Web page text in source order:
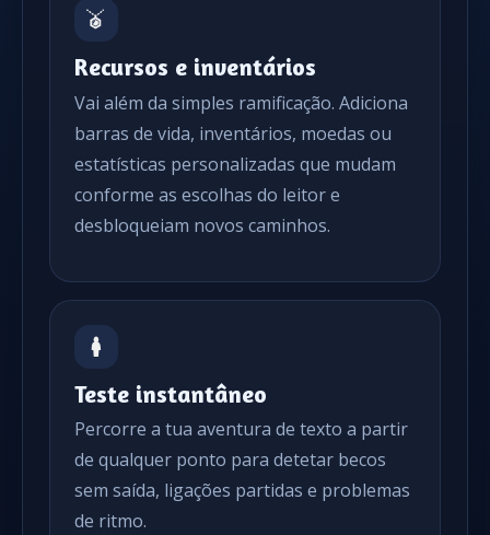
Recursos e inventários
Vai além da simples ramificação. Adiciona
barras de vida, inventários, moedas ou
estatísticas personalizadas que mudam
conforme as escolhas do leitor e
desbloqueiam novos caminhos.
Teste instantâneo
Percorre a tua aventura de texto a partir
de qualquer ponto para detetar becos
sem saída, ligações partidas e problemas
de ritmo.